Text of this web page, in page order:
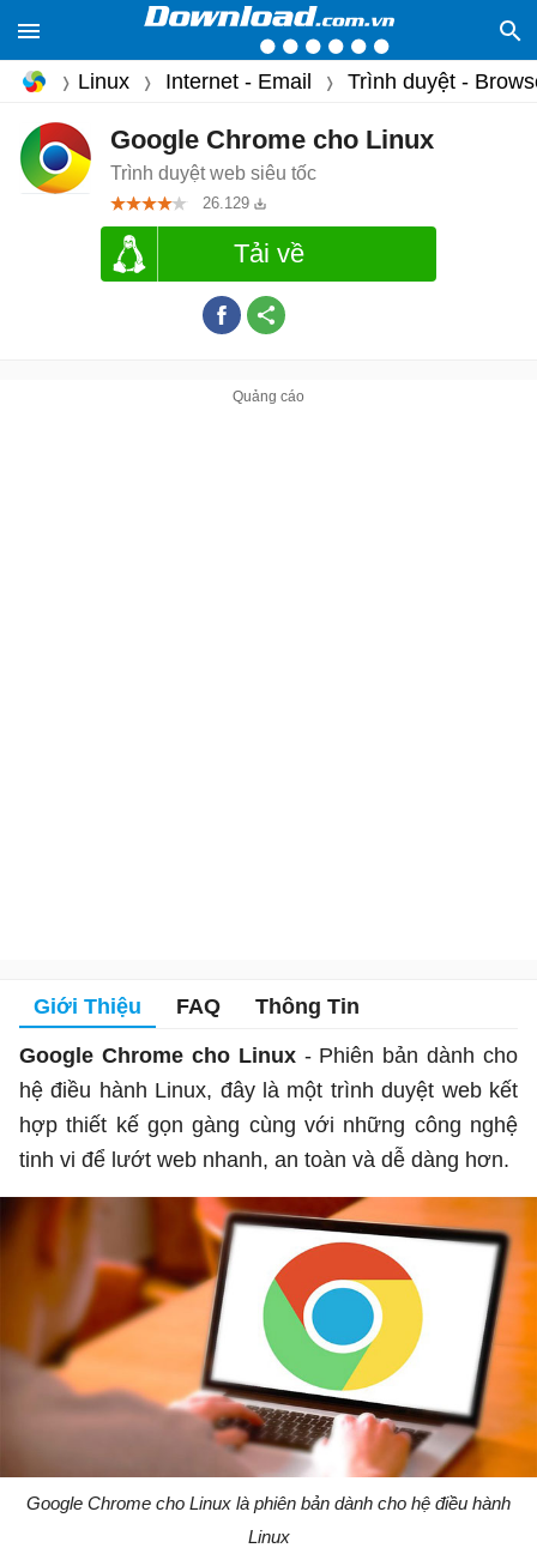
Linux Internet - Email Trình duyệt -
Google Chrome cho Linux
Trình duyệt web siêu tốc
26.129
Tải về
Giới Thiệu FAQ Thông Tin
Google Chrome cho Linux - Phiên bản dành cho
hệ điều hành Linux, đây là một trình duyệt web kết
hợp thiết kế gọn gàng cùng với những công nghệ
tinh vi để lướt web nhanh, an toàn và dễ dàng hơn.
Google Chrome cho Linux là phiên bản dành cho hệ điều hành
Linux